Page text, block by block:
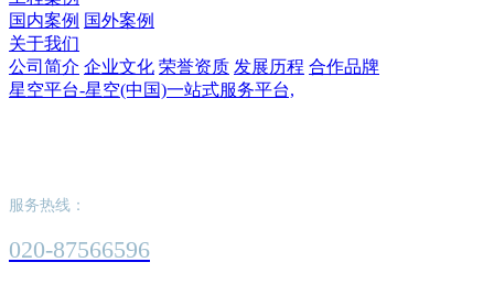
国内案例 国外案例
关于我们
公司简介 企业文化 荣誉资质 发展历程 合作品牌
星空平台-星空(中国)一站式服务平台,
服务热线：
020-87566596